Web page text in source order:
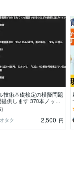
技術基礎検定の模擬問題
供します 370本ノック
ト内容を頭に叩込み、一
て下さい
タク
2,500 円